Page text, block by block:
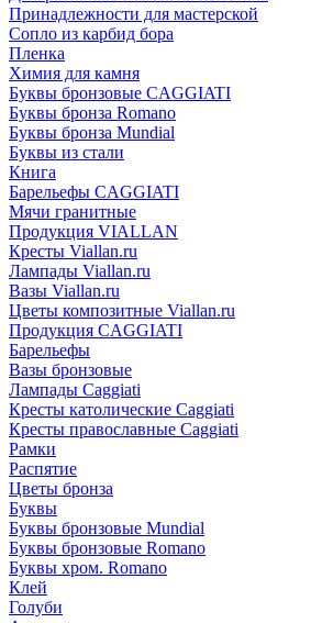
Принадлежности для мастерской
Сопло из карбид бора
Пленка
Химия для камня
Буквы бронзовые CAGGIATI
Буквы бронза Romano
Буквы бронза Mundial
Буквы из стали
Книга
Барельефы CAGGIATI
Мячи гранитные
Продукция VIALLAN
Кресты Viallan.ru
Лампады Viallan.ru
Вазы Viallan.ru
Цветы композитные Viallan.ru
Продукция CAGGIATI
Барельефы
Вазы бронзовые
Лампады Caggiati
Кресты католические Caggiati
Кресты православные Caggiati
Рамки
Распятие
Цветы бронза
Буквы
Буквы бронзовые Mundial
Буквы бронзовые Romano
Буквы хром. Romano
Клей
Голуби